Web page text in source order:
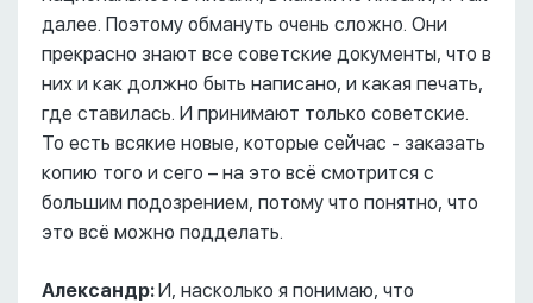
далее. Поэтому обмануть очень сложно. Они
прекрасно знают все советские документы, что в
них и как должно быть написано, и какая печать,
где ставилась. И принимают только советские.
То есть всякие новые, которые сейчас - заказать
копию того и сего – на это всё смотрится с
большим подозрением, потому что понятно, что
это всё можно подделать.
Александр:И, насколько я понимаю, что